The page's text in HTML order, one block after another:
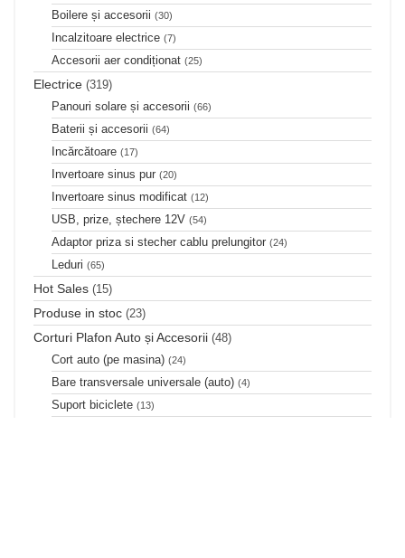
Boilere și accesorii (30)
Incalzitoare electrice (7)
Accesorii aer condiționat (25)
Electrice (319)
Panouri solare și accesorii (66)
Baterii și accesorii (64)
Incărcătoare (17)
Invertoare sinus pur (20)
Invertoare sinus modificat (12)
USB, prize, ștechere 12V (54)
Adaptor priza si stecher cablu prelungitor (24)
Leduri (65)
Hot Sales (15)
Produse in stoc (23)
Corturi Plafon Auto și Accesorii (48)
Cort auto (pe masina) (24)
Bare transversale universale (auto) (4)
Suport biciclete (13)